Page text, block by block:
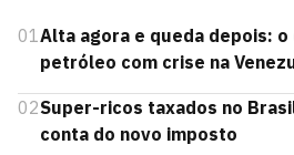
01Alta agora e queda depois:
petróleo com crise na
02Super-ricos taxados no
conta do novo imposto